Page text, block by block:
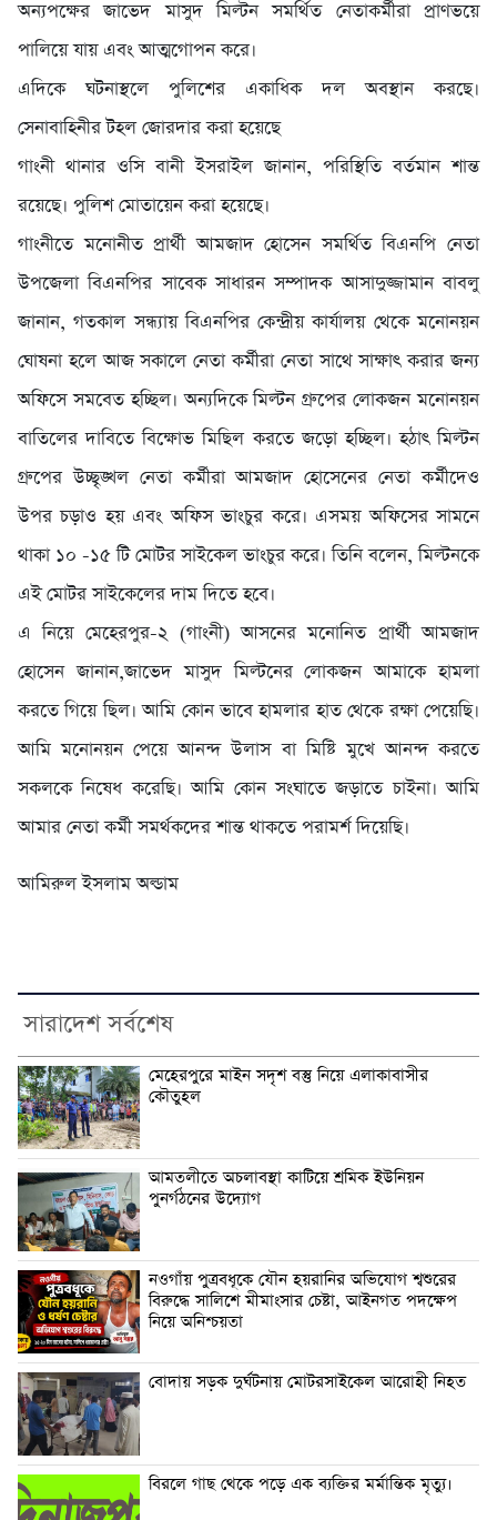
অন্যপক্ষের জাভেদ মাসুদ মিল্টন সমর্থিত নেতাকর্মীরা প্রাণভয়ে
পালিয়ে যায় এবং আত্মগোপন করে।
এদিকে ঘটনাস্থলে পুলিশের একাধিক দল অবস্থান করছে।
সেনাবাহিনীর টহল জোরদার করা হয়েছে
গাংনী থানার ওসি বানী ইসরাইল জানান, পরিস্থিতি বর্তমান শান্ত
রয়েছে। পুলিশ মোতায়েন করা হয়েছে।
গাংনীতে মনোনীত প্রার্থী আমজাদ হোসেন সমর্থিত বিএনপি নেতা
উপজেলা বিএনপির সাবেক সাধারন সম্পাদক আসাদুজ্জামান বাবলু
জানান, গতকাল সন্ধ্যায় বিএনপির কেন্দ্রীয় কার্যালয় থেকে মনোনয়ন
ঘোষনা হলে আজ সকালে নেতা কর্মীরা নেতা সাথে সাক্ষাৎ করার জন্য
অফিসে সমবেত হচ্ছিল। অন্যদিকে মিল্টন গ্রুপের লোকজন মনোনয়ন
বাতিলের দাবিতে বিক্ষোভ মিছিল করতে জড়ো হচ্ছিল। হঠাৎ মিল্টন
গ্রুপের উচ্ছৃঙ্খল নেতা কর্মীরা আমজাদ হোসেনের নেতা কর্মীদেও
উপর চড়াও হয় এবং অফিস ভাংচুর করে। এসময় অফিসের সামনে
থাকা ১০ -১৫ টি মোটর সাইকেল ভাংচুর করে। তিনি বলেন, মিল্টনকে
এই মোটর সাইকেলের দাম দিতে হবে।
এ নিয়ে মেহেরপুর-২ (গাংনী) আসনের মনোনিত প্রার্থী আমজাদ
হোসেন জানান,জাভেদ মাসুদ মিল্টনের লোকজন আমাকে হামলা
করতে গিয়ে ছিল। আমি কোন ভাবে হামলার হাত থেকে রক্ষা পেয়েছি।
আমি মনোনয়ন পেয়ে আনন্দ উলাস বা মিষ্টি মুখে আনন্দ করতে
সকলকে নিষেধ করেছি। আমি কোন সংঘাতে জড়াতে চাইনা। আমি
আমার নেতা কর্মী সমর্থকদের শান্ত থাকতে পরামর্শ দিয়েছি।
আমিরুল ইসলাম অল্ডাম
সারাদেশ সর্বশেষ
মেহেরপুরে মাইন সদৃশ বস্তু নিয়ে এলাকাবাসীর
কৌতুহল
আমতলীতে অচলাবস্থা কাটিয়ে শ্রমিক ইউনিয়ন
পুনর্গঠনের উদ্যোগ
নওগাঁয় পুত্রবধূকে যৌন হয়রানির অভিযোগ শ্বশুরের
বিরুদ্ধে সালিশে মীমাংসার চেষ্টা, আইনগত পদক্ষেপ
নিয়ে অনিশ্চয়তা
বোদায় সড়ক দুর্ঘটনায় মোটরসাইকেল আরোহী নিহত
বিরলে গাছ থেকে পড়ে এক ব্যক্তির মর্মান্তিক মৃত্যু।